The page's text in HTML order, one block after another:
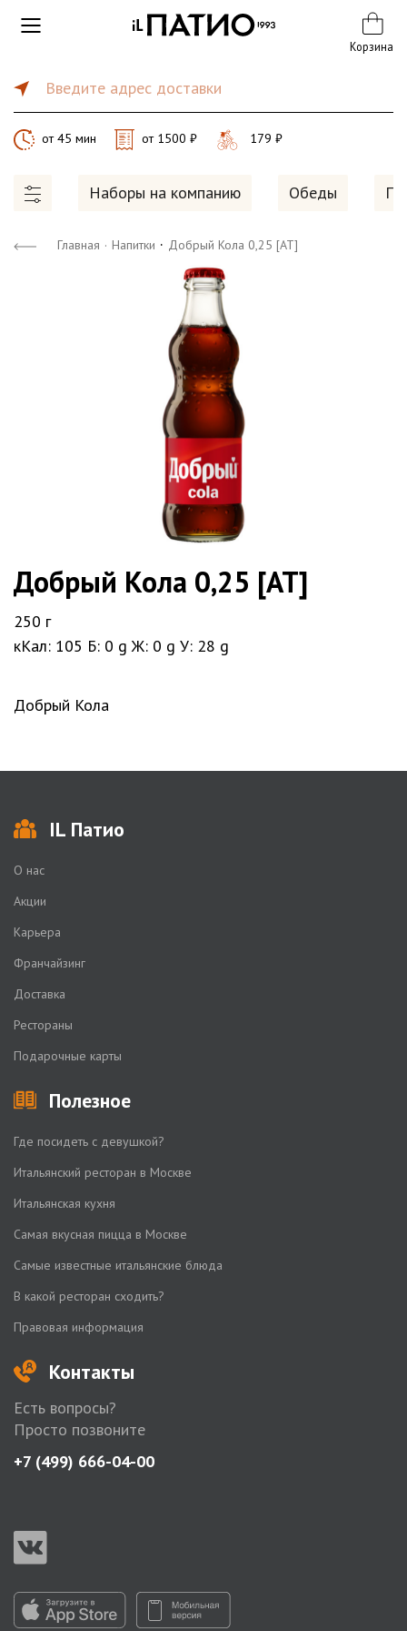
Корзина
Введите адрес доставки
от 45 мин от 1500 ₽ 179 ₽
Наборы на компанию Обеды
Главная · Напитки · Добрый Кола 0,25 [AT]
Добрый Кола 0,25 [AT]
250 г
кКал: 105 Б: 0 g Ж: 0 g У: 28 g
Добрый Кола
IL Патио
О нас
Акции
Карьера
Франчайзинг
Доставка
Рестораны
Подарочные карты
Полезное
Где посидеть с девушкой?
Итальянский ресторан в Москве
Итальянская кухня
Самая вкусная пицца в Москве
Самые известные итальянские блюда
В какой ресторан сходить?
Правовая информация
Контакты
Есть вопросы?
Просто позвоните
+7 (499) 666-04-00